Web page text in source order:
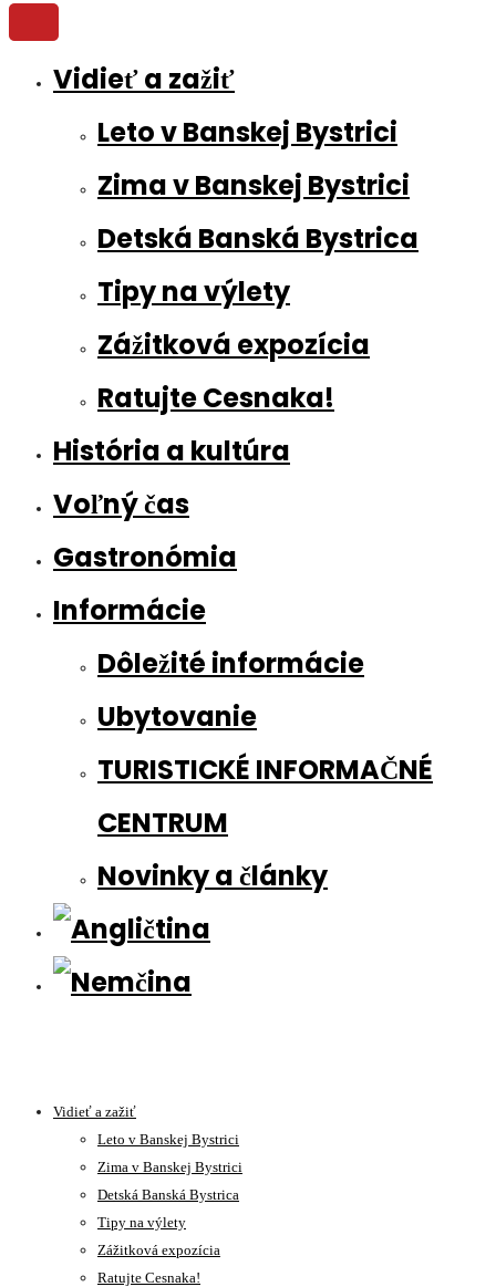
Vidieť a zažiť
Leto v Banskej Bystrici
Zima v Banskej Bystrici
Detská Banská Bystrica
Tipy na výlety
Zážitková expozícia
Ratujte Cesnaka!
História a kultúra
Voľný čas
Gastronómia
Informácie
Dôležité informácie
Ubytovanie
TURISTICKÉ INFORMAČNÉ
CENTRUM
Novinky a články
Vidieť a zažiť
Leto v Banskej Bystrici
Zima v Banskej Bystrici
Detská Banská Bystrica
Tipy na výlety
Zážitková expozícia
Ratujte Cesnaka!